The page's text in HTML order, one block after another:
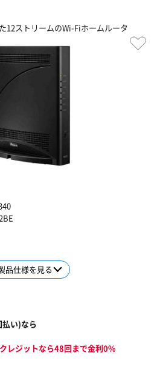
12ストリームのWi-Fiホームルータ
品仕様を見る
払い)なら
レジットなら48回まで金利0%